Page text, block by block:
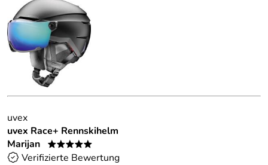
uvex
uvex Race+ Rennskihelm
Marijan
*****
Verifizierte Bewertung